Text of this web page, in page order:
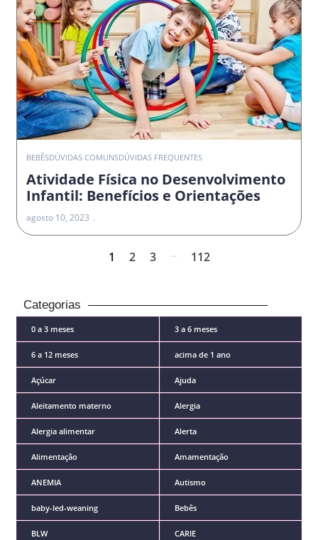
BEBÊSDÚVIDAS COMUNSDÚVIDAS FREQUENTES
Atividade Física no Desenvolvimento
Infantil: Benefícios e Orientações
agosto 10, 2023
1 2 3 ... 112
Categorias
0 a 3 meses 3 a 6 meses
6 a 12 meses acima de 1 ano
Açúcar Ajuda
Aleitamento materno Alergia
Alergia alimentar Alerta
Alimentação Amamentação
ANEMIA Autismo
baby-led-weaning Bebês
BLW CARIE